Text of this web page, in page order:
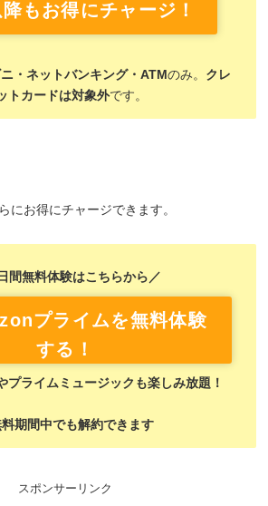
もお得にチャージ！
・ネットバンキング・ATMのみ。 クレ
トカードは対象外です。
にお得にチャージできます。
間無料体験はこちらから／
プライムを無料体験
する！
プライムミュージックも楽しみ放題！
期間中でも解約できます
スポンサーリンク